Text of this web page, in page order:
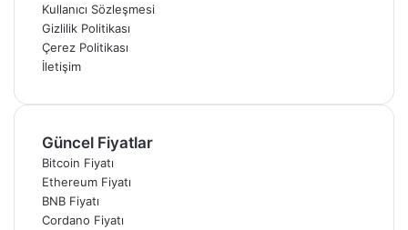
Kullanıcı Sözleşmesi
Gizlilik Politikası
Çerez Politikası
İletişim
Güncel Fiyatlar
Bitcoin Fiyatı
Ethereum Fiyatı
BNB Fiyatı
Cordano Fiyatı